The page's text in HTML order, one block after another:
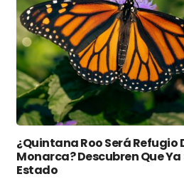
¿Quintana Roo Será Refugio
Monarca? Descubren Que Ya
Estado